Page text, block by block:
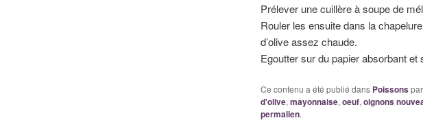
Prélever une cuillère à soupe de
Rouler les ensuite dans la
d’olive assez chaude.
Egoutter sur du papier absorbant
Ce contenu a été publié dans Poissonspar
d'olive, mayonnaise, oeuf, oignons
permalien.